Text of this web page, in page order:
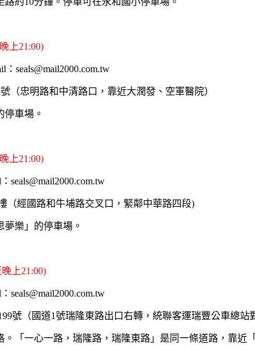
上21:00)
（忠明路和中清路口，靠近大潤發、空軍醫院）
車場。
上21:00)
（經國路和牛埔路交叉口，緊鄰中華路四段)
樂」的停車場。
上21:00)
號（國道1號瑞隆東路出口右轉，統聯客運瑞豐公車總站
「一心一路，瑞隆路，瑞隆東路」是同一條道路，靠近